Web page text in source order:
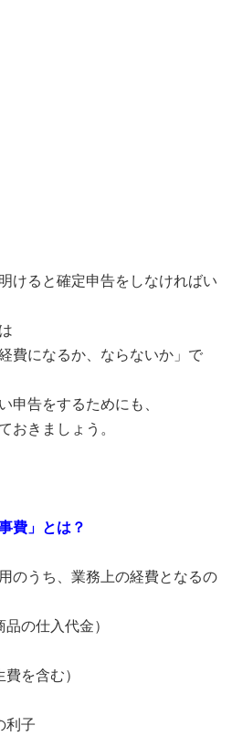
けると確定申告をしなければい
費になるか、ならないか」で
申告をするためにも、
おきましょう。
費」とは？
のうち、業務上の経費となるの
の仕入代金）
を含む）
利子